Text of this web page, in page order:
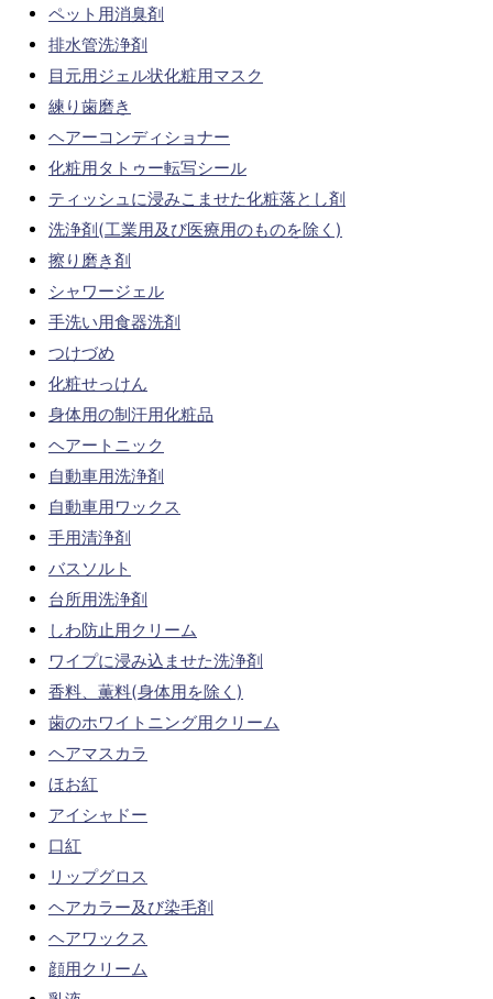
ペット用消臭剤
排水管洗浄剤
目元用ジェル状化粧用マスク
練り歯磨き
ヘアーコンディショナー
化粧用タトゥー転写シール
ティッシュに浸みこませた化粧落とし剤
洗浄剤(工業用及び医療用のものを除く)
擦り磨き剤
シャワージェル
手洗い用食器洗剤
つけづめ
化粧せっけん
身体用の制汗用化粧品
ヘアートニック
自動車用洗浄剤
自動車用ワックス
手用清浄剤
バスソルト
台所用洗浄剤
しわ防止用クリーム
ワイプに浸み込ませた洗浄剤
香料、薫料(身体用を除く)
歯のホワイトニング用クリーム
ヘアマスカラ
ほお紅
アイシャドー
口紅
リップグロス
ヘアカラー及び染毛剤
ヘアワックス
顔用クリーム